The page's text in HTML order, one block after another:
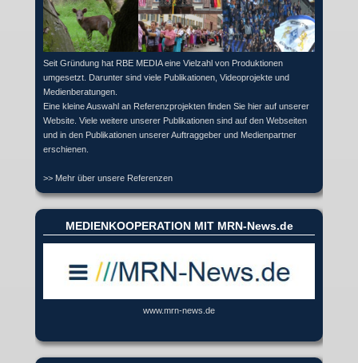
Seit Gründung hat RBE MEDIA eine Vielzahl von Produktionen
umgesetzt. Darunter sind viele Publikationen, Videoprojekte und
Medienberatungen.
Eine kleine Auswahl an Referenzprojekten finden Sie hier auf unserer
Website. Viele weitere unserer Publikationen sind auf den Webseiten
und in den Publikationen unserer Auftraggeber und Medienpartner
erschienen.
>> Mehr über unsere Referenzen
MEDIENKOOPERATION MIT MRN-News.de
www.mrn-news.de